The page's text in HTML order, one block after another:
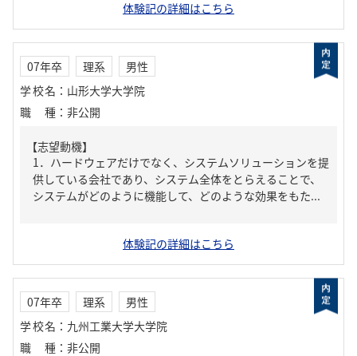
体験記の詳細はこちら
07年卒 理系
男性
学校名 ： 山形大学大学院
職種 ： 非公開
【志望動機】
1．ハードウェアだけでなく、システムソリューションを提
供している会社であり、システム全体をとらえることで、
システムがどのように機能して、どのような効果をもた...
体験記の詳細はこちら
07年卒 理系
男性
学校名 ： 九州工業大学大学院
職種 ： 非公開